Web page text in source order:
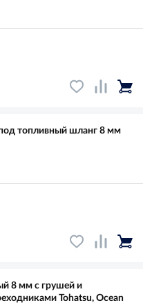
топливный шланг 8 мм
8 мм с грушей и
Tohatsu, Ocean